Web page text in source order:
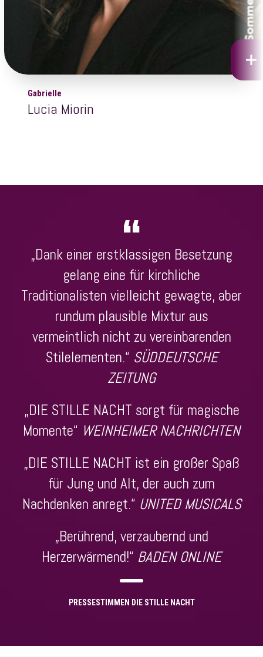
Gabrielle
Lucia Miorin
„Dank einer erstklassigen Besetzung
gelang eine für kirchliche
Traditionalisten vielleicht gewagte, aber
rundum plausible Mixtur aus
vermeintlich nicht zu vereinbarenden
Stilelementen.“ SÜDDEUTSCHE
ZEITUNG
„DIE STILLE NACHT sorgt für magische
Momente“ WEINHEIMER NACHRICHTEN
„DIE STILLE NACHT ist ein großer Spaß
für Jung und Alt, der auch zum
Nachdenken anregt.“ UNITED MUSICALS
„Berührend, verzaubernd und
Herzerwärmend!“ BADEN ONLINE
PRESSESTIMMEN DIE STILLE NACHT